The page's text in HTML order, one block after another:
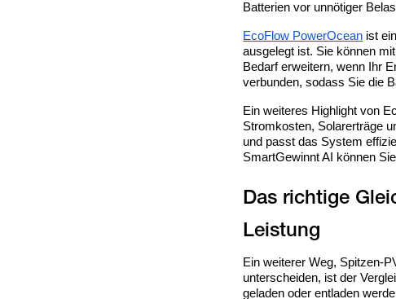
Batterien vor unnötiger
EcoFlow PowerOcean ist
ausgelegt ist. Sie können
Bedarf erweitern, wenn Ihr
verbunden, sodass Sie die
Ein weiteres Highlight von
Stromkosten, Solarerträge
und passt das System
SmartGewinnt AI können
Das richtige
Ein weiterer Weg, Spitzen-
unterscheiden, ist der
geladen oder entladen